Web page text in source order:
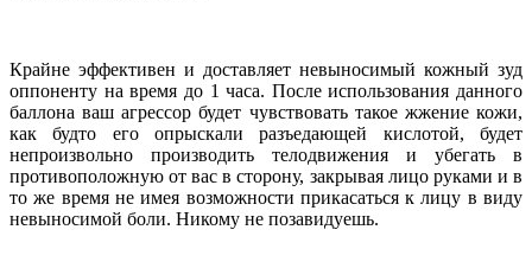
Крайне эффективен и доставляет невыносимый кожный зуд
оппоненту на время до 1 часа. После использования данного
баллона ваш агрессор будет чувствовать такое жжение кожи,
как будто его опрыскали разъедающей кислотой, будет
непроизвольно производить телодвижения и убегать в
противоположную от вас в сторону, закрывая лицо руками и в
то же время не имея возможности прикасаться к лицу в виду
невыносимой боли. Никому не позавидуешь.